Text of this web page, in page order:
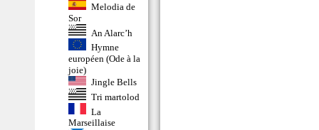
Melodia de
Sor
An Alarc’h
Hymne
européen (Ode à la
joie)
Jingle Bells
Tri martolod
La
Marseillaise